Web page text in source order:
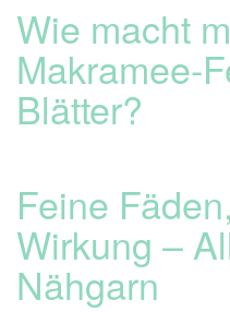
Wie macht
Makramee-
Blätter?
Feine
Wirkung –
Nähgarn